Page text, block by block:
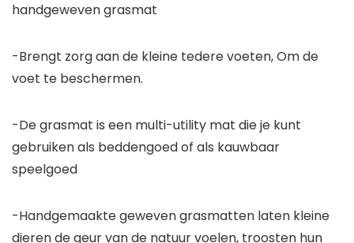
handgeweven grasmat
-Brengt zorg aan de kleine tedere voeten, Om de
voet te beschermen.
-De grasmat is een multi-utility mat die je kunt
gebruiken als beddengoed of als kauwbaar
speelgoed
-Handgemaakte geweven grasmatten laten kleine
dieren de geur van de natuur voelen, troosten hun